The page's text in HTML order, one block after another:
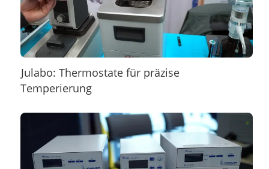
Julabo: Thermostate für präzise
Temperierung